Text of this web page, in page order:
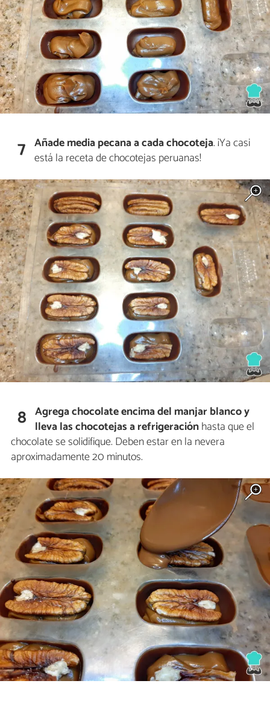
7 Añade media pecana a cada chocoteja. ¡Ya casi
está la receta de chocotejas peruanas!
8 Agrega chocolate encima del manjar blanco y
lleva las chocotejas a refrigeraciónhasta que el
chocolate se solidifique. Deben estar en la nevera
aproximadamente 20 minutos.